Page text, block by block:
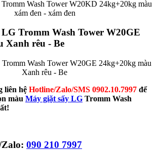
Tromm Wash Tower W20GE
Xanh rêu - Be
liên hệ Hotline/Zalo/SMS 0902.10.7997 để
màu Máy giặt sấy LG Tromm Wash
090 210 7997